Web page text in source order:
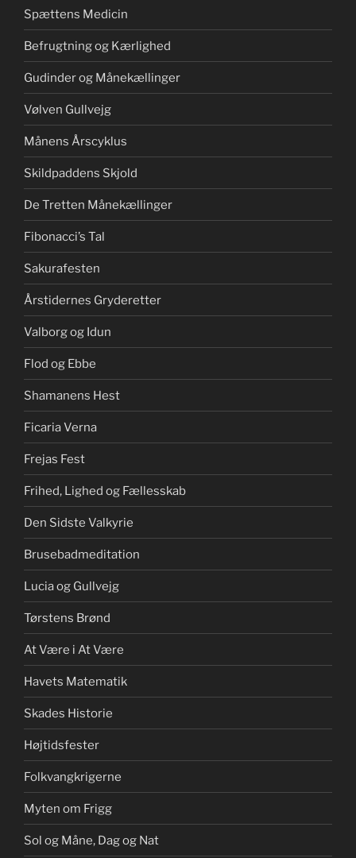
Spættens Medicin
Befrugtning og Kærlighed
Gudinder og Månekællinger
Vølven Gullvejg
Månens Årscyklus
Skildpaddens Skjold
De Tretten Månekællinger
Fibonacci’s Tal
Sakurafesten
Årstidernes Gryderetter
Valborg og Idun
Flod og Ebbe
Shamanens Hest
Ficaria Verna
Frejas Fest
Frihed, Lighed og Fællesskab
Den Sidste Valkyrie
Brusebadmeditation
Lucia og Gullvejg
Tørstens Brønd
At Være i At Være
Havets Matematik
Skades Historie
Højtidsfester
Folkvangkrigerne
Myten om Frigg
Sol og Måne, Dag og Nat